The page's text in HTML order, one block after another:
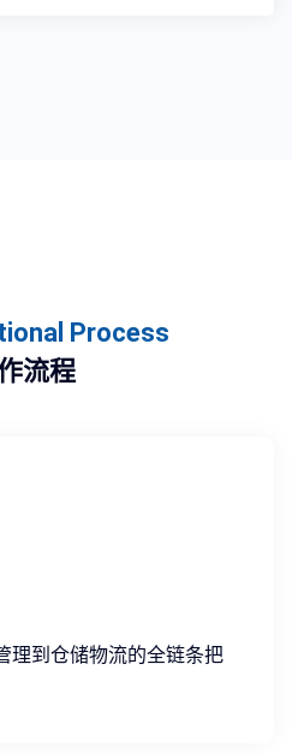
Process
流程
理到仓储物流的全链条把